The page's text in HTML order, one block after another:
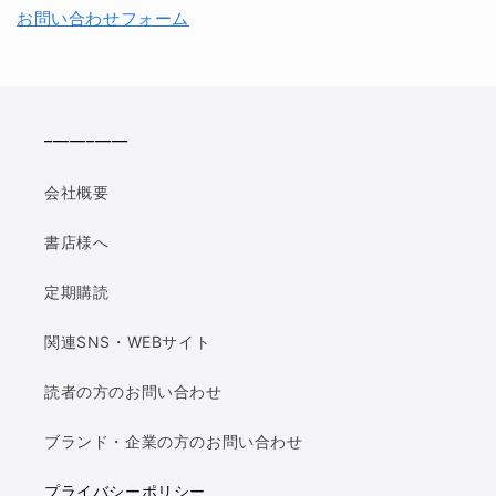
お問い合わせフォーム
会社概要
書店様へ
定期購読
関連SNS・WEBサイト
読者の方のお問い合わせ
ブランド・企業の方のお問い合わせ
プライバシーポリシー